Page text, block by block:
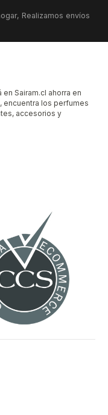
Realizamos envíos
Sairam.cl ahorra en
encuentra los perfumes
accesorios y